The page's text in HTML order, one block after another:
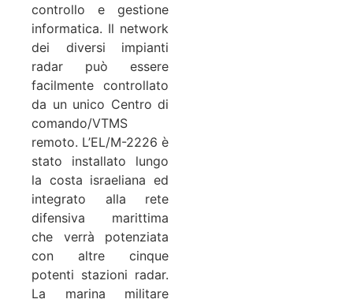
controllo e gestione
informatica. Il network
dei diversi impianti
radar può essere
facilmente controllato
da un unico Centro di
comando/VTMS
remoto. L’EL/M-2226 è
stato installato lungo
la costa israeliana ed
integrato alla rete
difensiva marittima
che verrà potenziata
con altre cinque
potenti stazioni radar.
La marina militare